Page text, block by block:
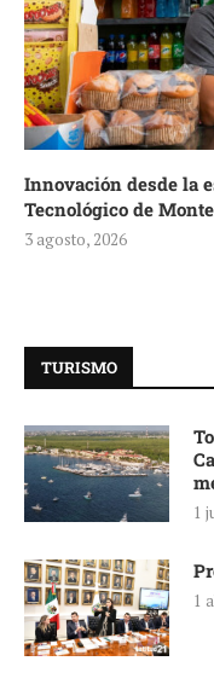
Innovación desde la
Tecnológico de
3 agosto, 2026
TURISMO
1
1